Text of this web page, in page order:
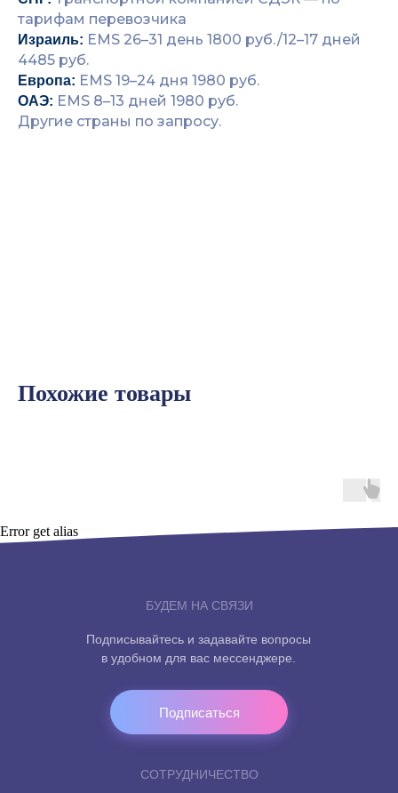
тарифам перевозчика
Израиль: EMS 26–31 день 1800 руб./12–17 дней
4485 руб.
Европа: EMS 19–24 дня 1980 руб.
ОАЭ: EMS 8–13 дней 1980 руб.
Другие страны по запросу.
Похожие товары
Error get alias
БУДЕМ НА СВЯЗИ
Подписывайтесь и задавайте вопросы
в удобном для вас мессенджере.
СОТРУДНИЧЕСТВО
Подписаться